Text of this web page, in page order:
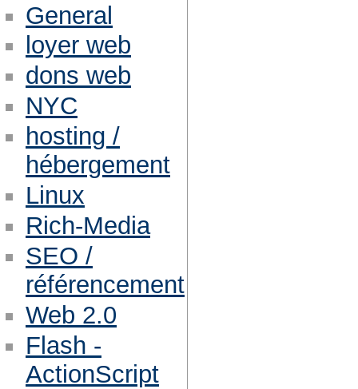
General
loyer web
dons web
NYC
hosting /
hébergement
Linux
Rich-Media
SEO /
référencement
Web 2.0
Flash -
ActionScript